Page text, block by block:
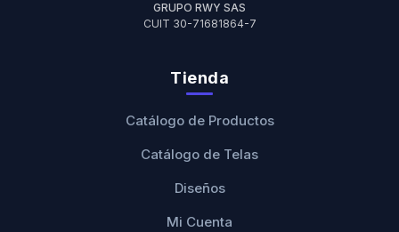
GRUPO RWY SAS
CUIT 30-71681864-7
Tienda
Catálogo de Productos
Catálogo de Telas
Diseños
Mi Cuenta